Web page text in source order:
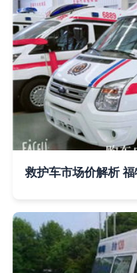
救护车市场价解析